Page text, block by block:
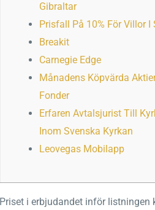
Gibraltar
Prisfall På 10% För Villor I
Breakit
Carnegie Edge
Månadens Köpvärda
Fonder
Erfaren Avtalsjurist Till
Inom Svenska Kyrkan
Leovegas Mobilapp
Priset i erbjudandet inför